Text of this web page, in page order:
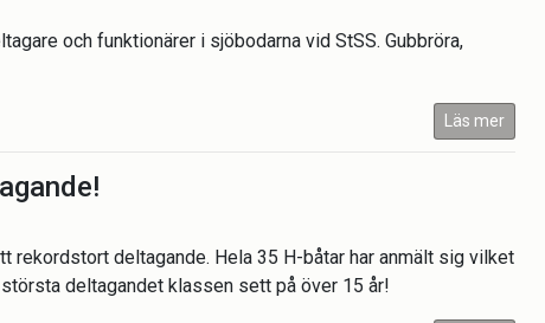
och funktionärer i sjöbodarna vid StSS. Gubbröra,
Läs mer
deltagande. Hela 35 H-båtar har anmält sig vilket
deltagandet klassen sett på över 15 år!